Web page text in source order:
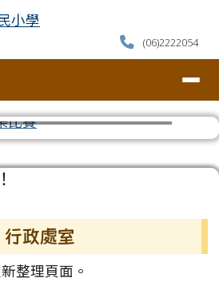
國民小學
(06)2222054
行政處室
整理頁面。